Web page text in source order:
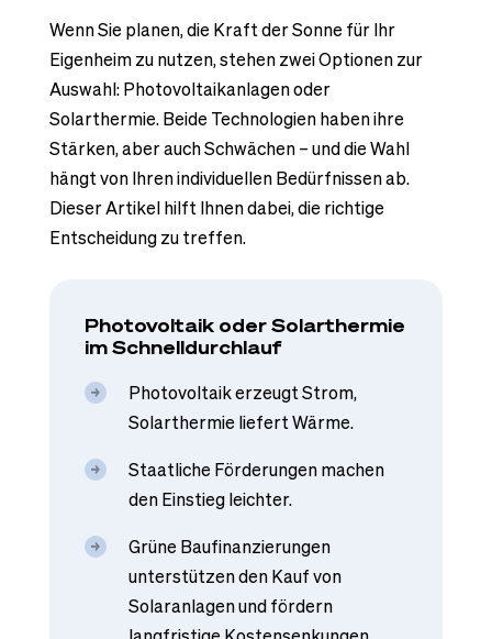
Wenn Sie planen, die Kraft der Sonne für Ihr
Eigenheim zu nutzen, stehen zwei Optionen zur
Auswahl: Photovoltaikanlagen oder
Solarthermie. Beide Technologien haben ihre
Stärken, aber auch Schwächen – und die Wahl
hängt von Ihren individuellen Bedürfnissen ab.
Dieser Artikel hilft Ihnen dabei, die richtige
Entscheidung zu treffen.
Photovoltaik oder Solarthermie
im Schnelldurchlauf
Photovoltaik erzeugt Strom,
Solarthermie liefert Wärme.
Staatliche Förderungen machen
den Einstieg leichter.
Grüne Baufinanzierungen
unterstützen den Kauf von
Solaranlagen und fördern